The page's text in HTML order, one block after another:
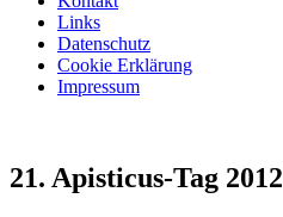
Links
Datenschutz
Cookie Erklärung
Impressum
21. Apisticus-Tag 2012